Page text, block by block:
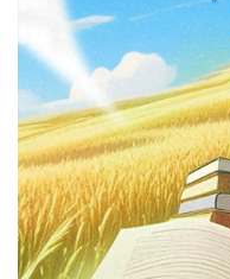
汽车
房产
消费
创意
文化